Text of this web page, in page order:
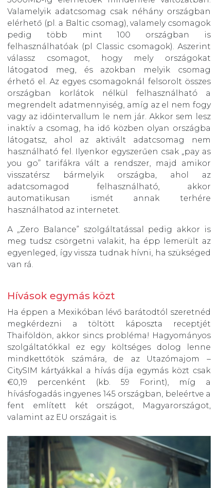
Valamelyik adatcsomag csak néhány országban
elérhető (pl. a Baltic csomag), valamely csomagok
pedig több mint 100 országban is
felhasználhatóak (pl Classic csomagok). Aszerint
válassz csomagot, hogy mely országokat
látogatod meg, és azokban melyik csomag
érhető el. Az egyes csomagoknál felsorolt összes
országban korlátok nélkül felhasználható a
megrendelt adatmennyiség, amíg az el nem fogy
vagy az időintervallum le nem jár. Akkor sem lesz
inaktív a csomag, ha idő közben olyan országba
látogatsz, ahol az aktivált adatcsomag nem
használható fel. Ilyenkor egyszerűen csak „pay as
you go” tarifákra vált a rendszer, majd amikor
visszatérsz bármelyik országba, ahol az
adatcsomagod felhasználható, akkor
automatikusan ismét annak terhére
használhatod az internetet.
A „Zero Balance” szolgáltatással pedig akkor is
meg tudsz csörgetni valakit, ha épp lemerült az
egyenleged, így vissza tudnak hívni, ha szükséged
van rá.
Hívások egymás közt
Ha éppen a Mexikóban lévő barátodtól szeretnéd
megkérdezni a töltött káposzta receptjét
Thaiföldön, akkor sincs probléma! Hagyományos
szolgáltatókkal ez egy költséges dolog lenne
mindkettőtök számára, de az Utazómajom –
CitySIM kártyákkal a hívás díja egymás közt csak
€0,19 percenként (kb. 59 Forint), míg a
hívásfogadás ingyenes 145 országban, beleértve a
fent említett két országot, Magyarországot,
valamint az EU országait is.